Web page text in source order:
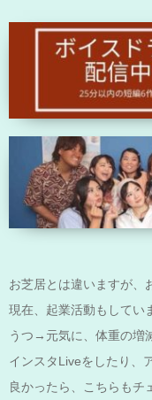
お芝居とは違いますが、
現在、起業活動もしてい
うつ→元気に、体重の増
インスタLiveをしたり、
良かったら、こちらもチ